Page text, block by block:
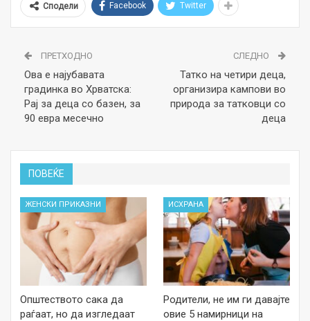
Сподели Facebook Twitter
ПРЕТХОДНО
Ова е најубавата
градинка во Хрватска:
Рај за деца со базен, за
90 евра месечно
СЛЕДНО
Татко на четири деца,
организира кампови во
природа за татковци со
деца
ПОВЕЌЕ
ЖЕНСКИ ПРИКАЗНИ
Општеството сака да
раѓаат, но да изгледаат
ИСХРАНА
Родители, не им ги давајте
овие 5 намирници на